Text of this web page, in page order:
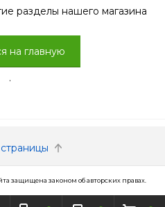
разделы нашего магазина
на главную
.
защищена законом об авторских правах.